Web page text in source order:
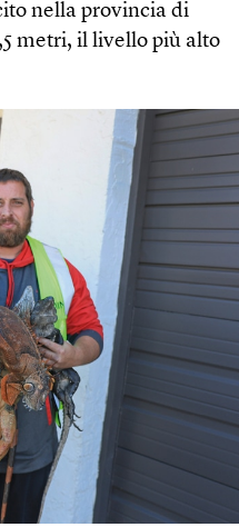
nella provincia di
metri, il livello più alto